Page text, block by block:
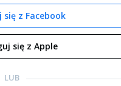
się z Facebook
się z Apple
LUB